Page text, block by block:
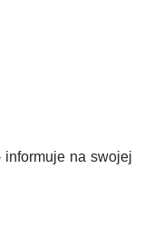
informuje na swojej